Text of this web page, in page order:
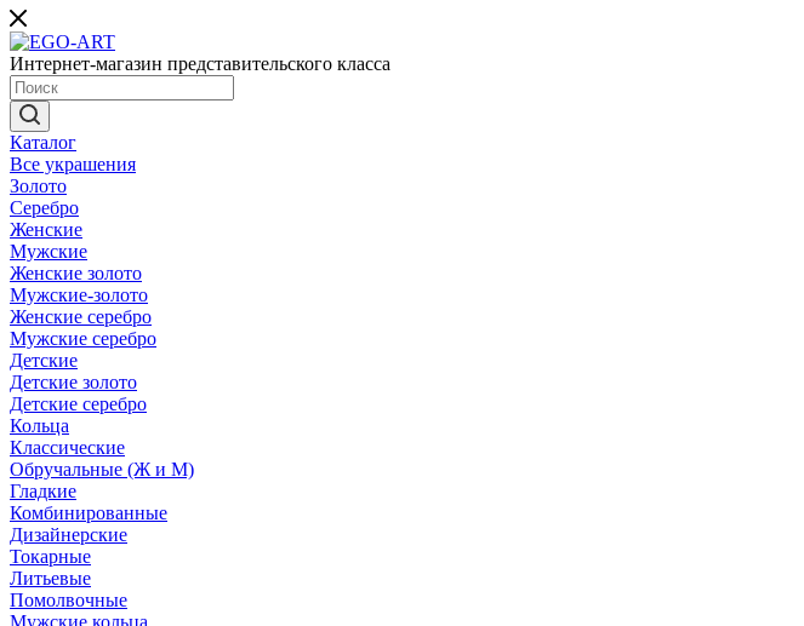
Интернет-магазин представительского класса
Каталог
Все украшения
Золото
Серебро
Женские
Мужские
Женские золото
Мужские-золото
Женские серебро
Мужские серебро
Детские
Детские золото
Детские серебро
Кольца
Классические
Обручальные (Ж и М)
Гладкие
Комбинированные
Дизайнерские
Токарные
Литьевые
Помолвочные
Мужские кольца